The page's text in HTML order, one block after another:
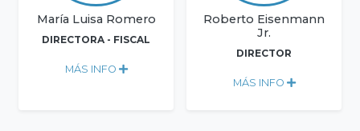
María Luisa Romero
DIRECTORA - FISCAL
MÁS INFO
Roberto Eisenmann
Jr.
DIRECTOR
MÁS INFO